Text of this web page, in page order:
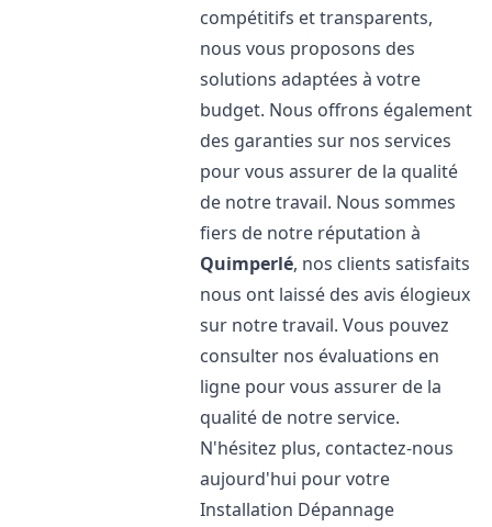
compétitifs et transparents,
nous vous proposons des
solutions adaptées à votre
budget. Nous offrons également
des garanties sur nos services
pour vous assurer de la qualité
de notre travail. Nous sommes
fiers de notre réputation à
Quimperlé, nos clients satisfaits
nous ont laissé des avis élogieux
sur notre travail. Vous pouvez
consulter nos évaluations en
ligne pour vous assurer de la
qualité de notre service.
N'hésitez plus, contactez-nous
aujourd'hui pour votre
Installation Dépannage